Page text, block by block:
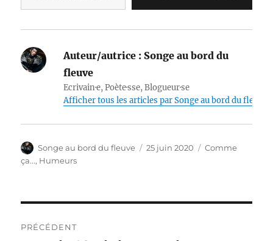
Auteur/autrice : Songe au bord du
fleuve
Ecrivain·e, Poète·sse, Blogueur·se
Afficher tous les articles par Songe au bord du fleuve
Auteur
Songe au bord du fleuve
Publié
25 juin 2020 Catégories
Comme
ça..., Humeurs
PRÉCÉDENT